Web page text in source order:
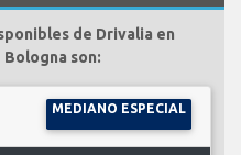
de Drivalia en
son:
MEDIANO ESPECIAL